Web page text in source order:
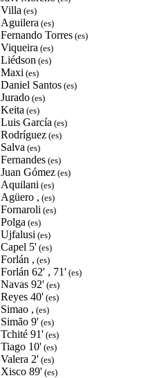
Villa (es)
Aguilera (es)
Fernando Torres (es)
Viqueira (es)
Liédson (es)
Maxi (es)
Daniel Santos (es)
Jurado (es)
Keita (es)
Luis García (es)
Rodríguez (es)
Salva (es)
Fernandes (es)
Juan Gómez (es)
Aquilani (es)
Agüero , (es)
Fornaroli (es)
Polga (es)
Ujfalusi (es)
Capel 5' (es)
Forlán , (es)
Forlán 62' , 71' (es)
Navas 92' (es)
Reyes 40' (es)
Simao , (es)
Simão 9' (es)
Tchité 91' (es)
Tiago 10' (es)
Valera 2' (es)
Xisco 89' (es)